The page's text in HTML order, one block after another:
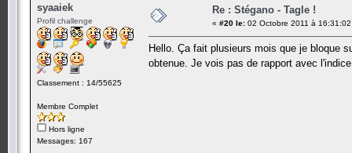
syaaiek
Profil challenge
Classement : 14/55625
Membre Complet
Hors ligne
Messages: 167
Re : Stégano - Tagle !
« #20 le: 02 Octobre 2011 à
Hello. Ça fait plusieurs mois que je bloque
obtenue. Je vois pas de rapport avec